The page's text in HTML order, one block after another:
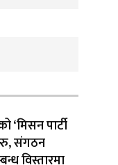
‘मिसन पार्टी
संगठन